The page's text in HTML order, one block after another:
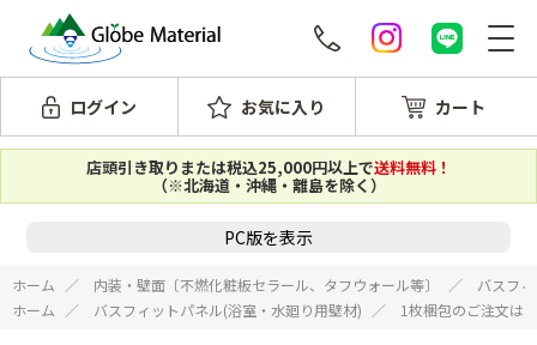
ログイン お気に入り カート
店頭引き取りまたは税込25,000円以上で送料無料！
（※北海道・沖縄・離島を除く）
PC版を表示
ホーム 内装・壁面〔不燃化粧板セラール、タフウォール等〕
バスフ
ホーム
バスフィットパネル(浴室・水廻り用壁材) 1枚梱包のご注文は